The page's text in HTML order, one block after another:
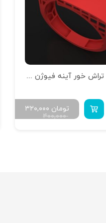
انگشتر تراش خور آینه فیوژن R-T-12
۴۰۰,۰۰۰
۳۲۰,۰۰۰ تومان